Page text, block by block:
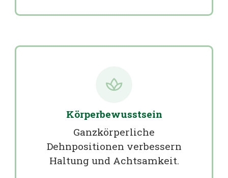
Körperbewusstsein
Ganzkörperliche
Dehnpositionen verbessern
Haltung und Achtsamkeit.